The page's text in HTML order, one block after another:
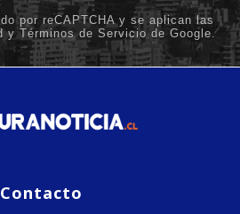
Contacto